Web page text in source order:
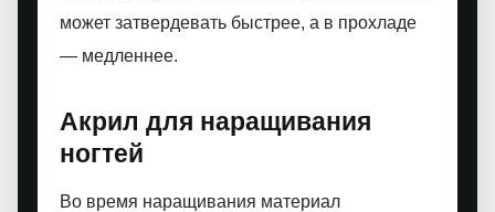
может затвердевать быстрее, а в прохладе
— медленнее.
Акрил для наращивания
ногтей
Во время наращивания материал